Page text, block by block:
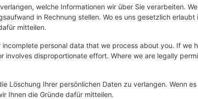
welche Informationen wir über Sie verarbeiten.
in Rechnung stellen. Wo es uns gesetzlich
mitteilen.
personal data that we process about you. If we
disproportionate effort. Where we are legally
Löschung Ihrer persönlichen Daten zu verlangen. Wenn
Ihnen die Gründe dafür mitteilen.